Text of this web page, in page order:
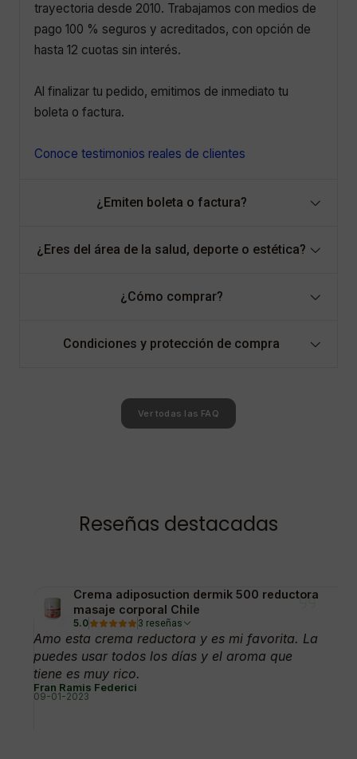
trayectoria desde 2010. Trabajamos con medios de
pago 100 % seguros y acreditados, con opción de
hasta 12 cuotas sin interés.
Al finalizar tu pedido, emitimos de inmediato tu
boleta o factura.
Conoce testimonios reales de clientes
¿Emiten boleta o factura?
¿Eres del área de la salud, deporte o estética?
¿Cómo comprar?
Condiciones y protección de compra
Ver todas las FAQ
Reseñas destacadas
Crema adiposuction dermik 500 reductora
masaje corporal Chile
5.0 3 reseñas
Amo esta crema reductora y es mi favorita. La
puedes usar todos los días y el aroma que
tiene es muy rico.
Fran Ramis Federici
09-01-2023